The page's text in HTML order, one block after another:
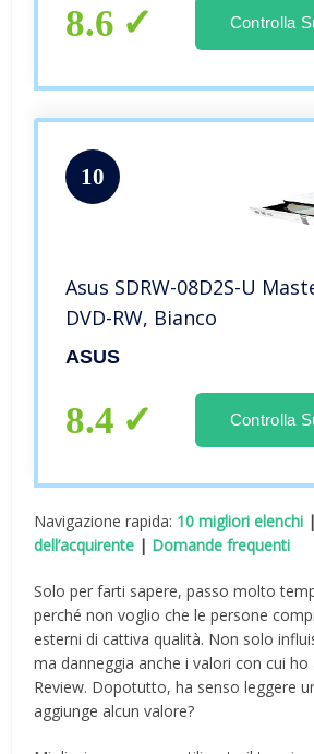
8.6 Controlla
10
Asus SDRW-08D2S-U
DVD-RW, Bianco
ASUS
8.4 Controlla
Navigazione rapida: 10 migliori elenchi
dell’acquirente | Domande frequenti
Solo per farti sapere, passo molto
perché non voglio che le persone
esterni di cattiva qualità. Non solo
ma danneggia anche i valori con cui
Review. Dopotutto, ha senso leggere
aggiunge alcun valore?